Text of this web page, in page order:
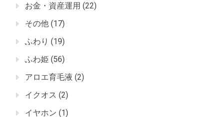
お金・資産運用 (22)
その他 (17)
ふわり (19)
ふわ姫 (56)
アロエ育毛液 (2)
イクオス (2)
イヤホン (1)